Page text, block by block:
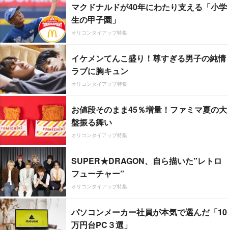
マクドナルドが40年にわたり支える「小学
生の甲子園」
オリコンタイアップ特集
イケメンてんこ盛り！尊すぎる男子の純情
ラブに胸キュン
オリコンタイアップ特集
お値段そのまま45％増量！ファミマ夏の大
盤振る舞い
オリコンタイアップ特集
SUPER★DRAGON、自ら描いた”レトロ
フューチャー”
オリコンタイアップ特集
パソコンメーカー社員が本気で選んだ「10
万円台PC３選」